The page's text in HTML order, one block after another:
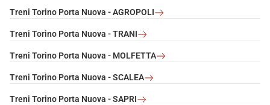
Treni Torino Porta Nuova - AGROPOLI
Treni Torino Porta Nuova - TRANI
Treni Torino Porta Nuova - MOLFETTA
Treni Torino Porta Nuova - SCALEA
Treni Torino Porta Nuova - SAPRI